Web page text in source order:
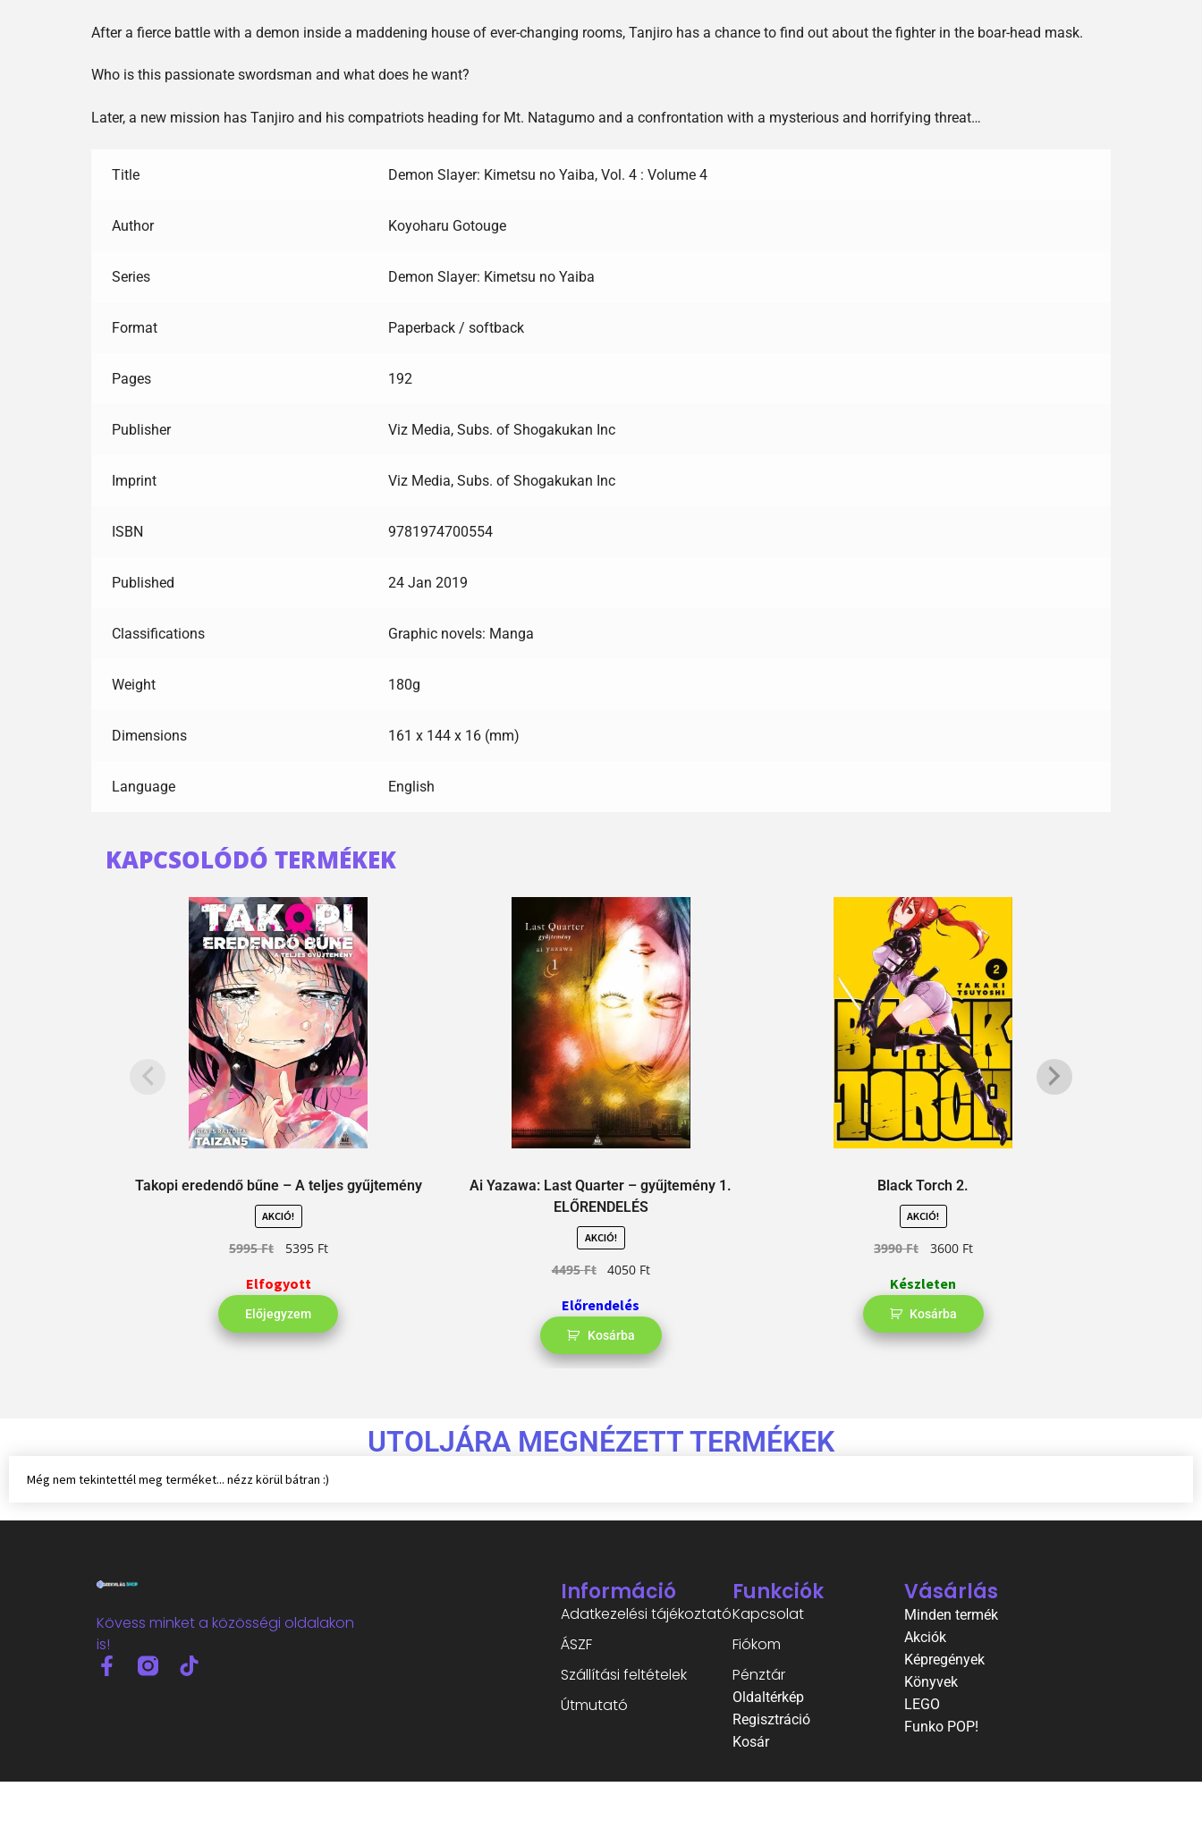
After a fierce battle with a demon inside a maddening house of ever-changing rooms, Tanjiro has a chance to find out about the fighter in the boar-head mask.
Who is this passionate swordsman and what does he want?
Later, a new mission has Tanjiro and his compatriots heading for Mt. Natagumo and a confrontation with a mysterious and horrifying threat…
Title Demon Slayer: Kimetsu no Yaiba, Vol. 4 : Volume 4
Author Koyoharu Gotouge
Series Demon Slayer: Kimetsu no Yaiba
Format Paperback / softback
Pages 192
Publisher Viz Media, Subs. of Shogakukan Inc
Imprint Viz Media, Subs. of Shogakukan Inc
ISBN 9781974700554
Published 24 Jan 2019
Classifications Graphic novels: Manga
Weight 180g
Dimensions 161 x 144 x 16 (mm)
Language English
KAPCSOLÓDÓ TERMÉKEK
Takopi eredendő bűne – A teljes gyűjtemény
AKCIÓ!
5995Ft 5395 Ft
Elfogyott
Előjegyzem
Ai Yazawa: Last Quarter – gyűjtemény 1.
ELŐRENDELÉS
AKCIÓ!
4495Ft 4050 Ft
Előrendelés
Kosárba
Black Torch 2.
AKCIÓ!
3990Ft 3600 Ft
Készleten
Kosárba
UTOLJÁRA MEGNÉZETT TERMÉKEK
Még nem tekintettél meg terméket... nézz körül bátran :)
Kövess minket a közösségi oldalakon
is!
Információ
Adatkezelési tájékoztató
ÁSZF
Szállítási feltételek
Útmutató
Funkciók
Kapcsolat
Fiókom
Pénztár
Oldaltérkép
Regisztráció
Kosár
Vásárlás
Minden termék
Akciók
Képregények
Könyvek
LEGO
Funko POP!